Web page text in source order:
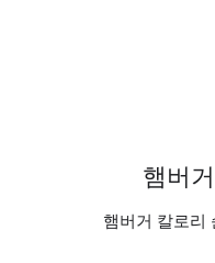
햄버
햄버거 칼로리